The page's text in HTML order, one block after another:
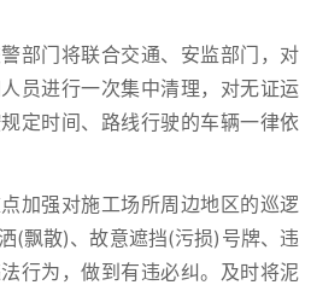
部门将联合交通、安监部门，对
员进行一次集中清理，对无证运
定时间、路线行驶的车辆一律依
加强对施工场所周边地区的巡逻
(飘散)、故意遮挡(污损)号牌、违
行为，做到有违必纠。及时将泥